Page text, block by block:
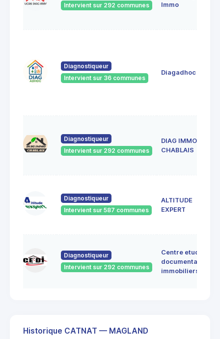
Intervient sur 292 communes
Immo
Diagnostiqueur
Intervient sur 36 communes
Diagadhoc
Diagnostiqueur
Intervient sur 292 communes
DIAG IMMO
CHABLAIS
Diagnostiqueur
Intervient sur 587 communes
ALTITUDE
EXPERT
Diagnostiqueur
Intervient sur 292 communes
Centre etudes
documentation
immobiliers
Historique CATNAT — MAGLAND